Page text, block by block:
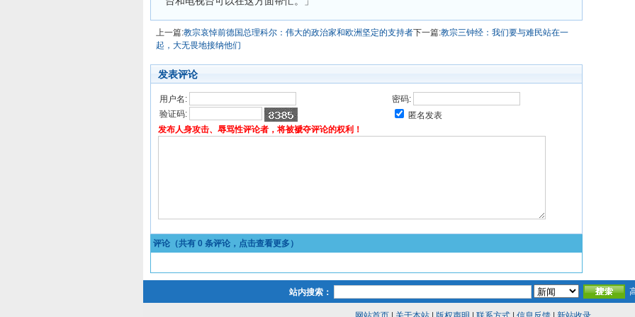
上一篇:教宗哀悼前德国总理科尔：伟大的政治家和欧洲坚定的支持者下一篇:教宗三钟经：我们要与难民站在一
起，大无畏地接纳他们
发表评论
用户名:
密码:
验证码:
匿名发表
发布人身攻击、辱骂性评论者，将被褫夺评论的权利！
评论（共有 0 条评论，点击查看更多）
站内搜索：